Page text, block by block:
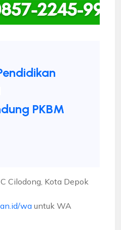
PKBM
Cilodong, Kota Depok
wa untuk WA